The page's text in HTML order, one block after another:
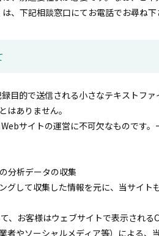
、下記相談窓口にてお電話でお尋ね下
目的で送信される小さなテキストフ
ありません。
サイトの運営に不可欠なものです
分析データの収集
グして収集した情報を元に、当サイ
、お客様はウェブサイトで表示され
者やソーシャルメディア等）による